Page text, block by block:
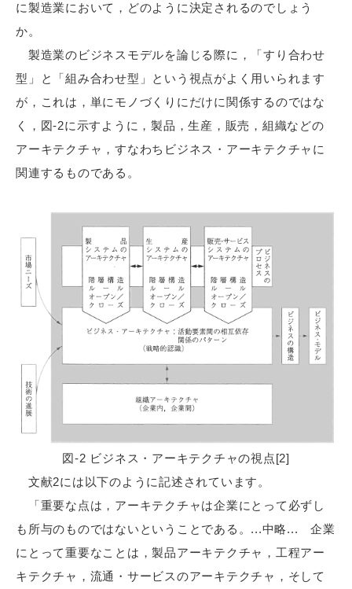
に製造業において，どのように決定されるのでしょう
か。
製造業のビジネスモデルを論じる際に，「すり合わせ
型」と「組み合わせ型」という視点がよく用いられます
が，これは，単にモノづくりにだけに関係するのではな
く，図-2に示すように，製品，生産，販売，組織などの
アーキテクチャ，すなわちビジネス・アーキテクチャに
関連するものである。
図-2 ビジネス・アーキテクチャの視点[2]
文献2には以下のように記述されています。
「重要な点は，アーキテクチャは企業にとって必ずし
も所与のものではないということである。...中略... 企業
にとって重要なことは，製品アーキテクチャ，工程アー
キテクチャ，流通・サービスのアーキテクチャ，そして